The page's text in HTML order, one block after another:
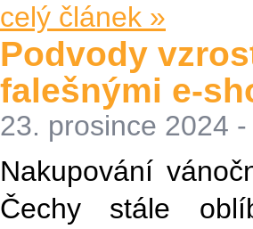
celý článek »
Podvody
falešnými e-
23. prosince 2024 -
Nakupování
Čechy stále